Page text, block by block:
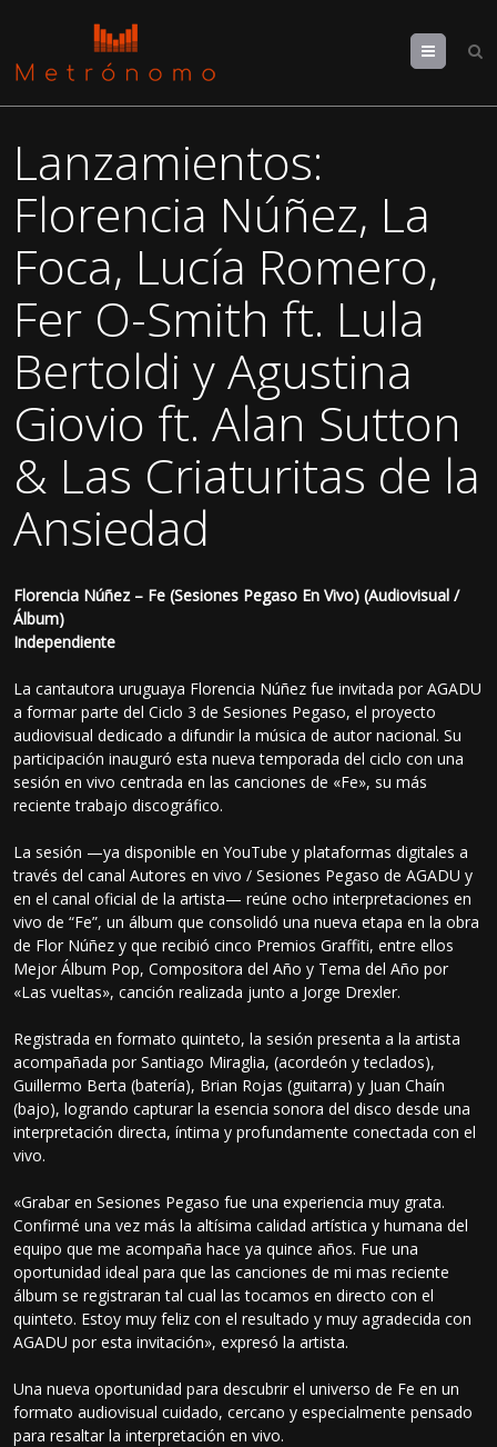
Menu
Lanzamientos:
Florencia Núñez, La
Foca, Lucía Romero,
Fer O-Smith ft. Lula
Bertoldi y Agustina
Giovio ft. Alan Sutton
& Las Criaturitas de la
Ansiedad
Florencia Núñez – Fe (Sesiones Pegaso En Vivo) (Audiovisual /
Álbum)
Independiente
La cantautora uruguaya Florencia Núñez fue invitada por AGADU
a formar parte del Ciclo 3 de Sesiones Pegaso, el proyecto
audiovisual dedicado a difundir la música de autor nacional. Su
participación inauguró esta nueva temporada del ciclo con una
sesión en vivo centrada en las canciones de «Fe», su más
reciente trabajo discográfico.
La sesión —ya disponible en YouTube y plataformas digitales a
través del canal Autores en vivo / Sesiones Pegaso de AGADU y
en el canal oficial de la artista— reúne ocho interpretaciones en
vivo de “Fe”, un álbum que consolidó una nueva etapa en la obra
de Flor Núñez y que recibió cinco Premios Graffiti, entre ellos
Mejor Álbum Pop, Compositora del Año y Tema del Año por
«Las vueltas», canción realizada junto a Jorge Drexler.
Registrada en formato quinteto, la sesión presenta a la artista
acompañada por Santiago Miraglia, (acordeón y teclados),
Guillermo Berta (batería), Brian Rojas (guitarra) y Juan Chaín
(bajo), logrando capturar la esencia sonora del disco desde una
interpretación directa, íntima y profundamente conectada con el
vivo.
«Grabar en Sesiones Pegaso fue una experiencia muy grata.
Confirmé una vez más la altísima calidad artística y humana del
equipo que me acompaña hace ya quince años. Fue una
oportunidad ideal para que las canciones de mi mas reciente
álbum se registraran tal cual las tocamos en directo con el
quinteto. Estoy muy feliz con el resultado y muy agradecida con
AGADU por esta invitación», expresó la artista.
Una nueva oportunidad para descubrir el universo de Fe en un
formato audiovisual cuidado, cercano y especialmente pensado
para resaltar la interpretación en vivo.